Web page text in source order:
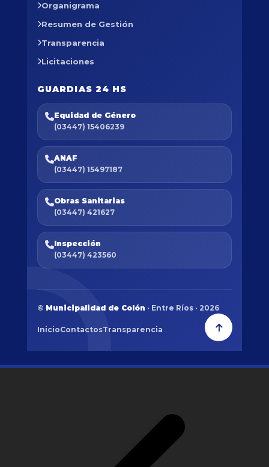
Organigrama
Resumen de Gestión
Transparencia
Licitaciones
GUARDIAS 24 HS
Equidad de Género
(03447) 15406239
ANAF
(03447) 15497187
Obras Sanitarias
(03447) 421627
Inspección
(03447) 423560
© Municipalidad de Colón · Entre Ríos · 2026
InicioContactosTransparencia